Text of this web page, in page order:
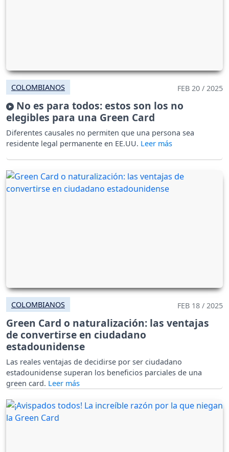
COLOMBIANOS FEB 20 / 2025
No es para todos: estos son los no
elegibles para una Green Card
Diferentes causales no permiten que una persona sea
residente legal permanente en EE.UU.
COLOMBIANOS FEB 18 / 2025
Green Card o naturalización: las ventajas
de convertirse en ciudadano
estadounidense
Las reales ventajas de decidirse por ser ciudadano
estadounidense superan los beneficios parciales de una
green card.